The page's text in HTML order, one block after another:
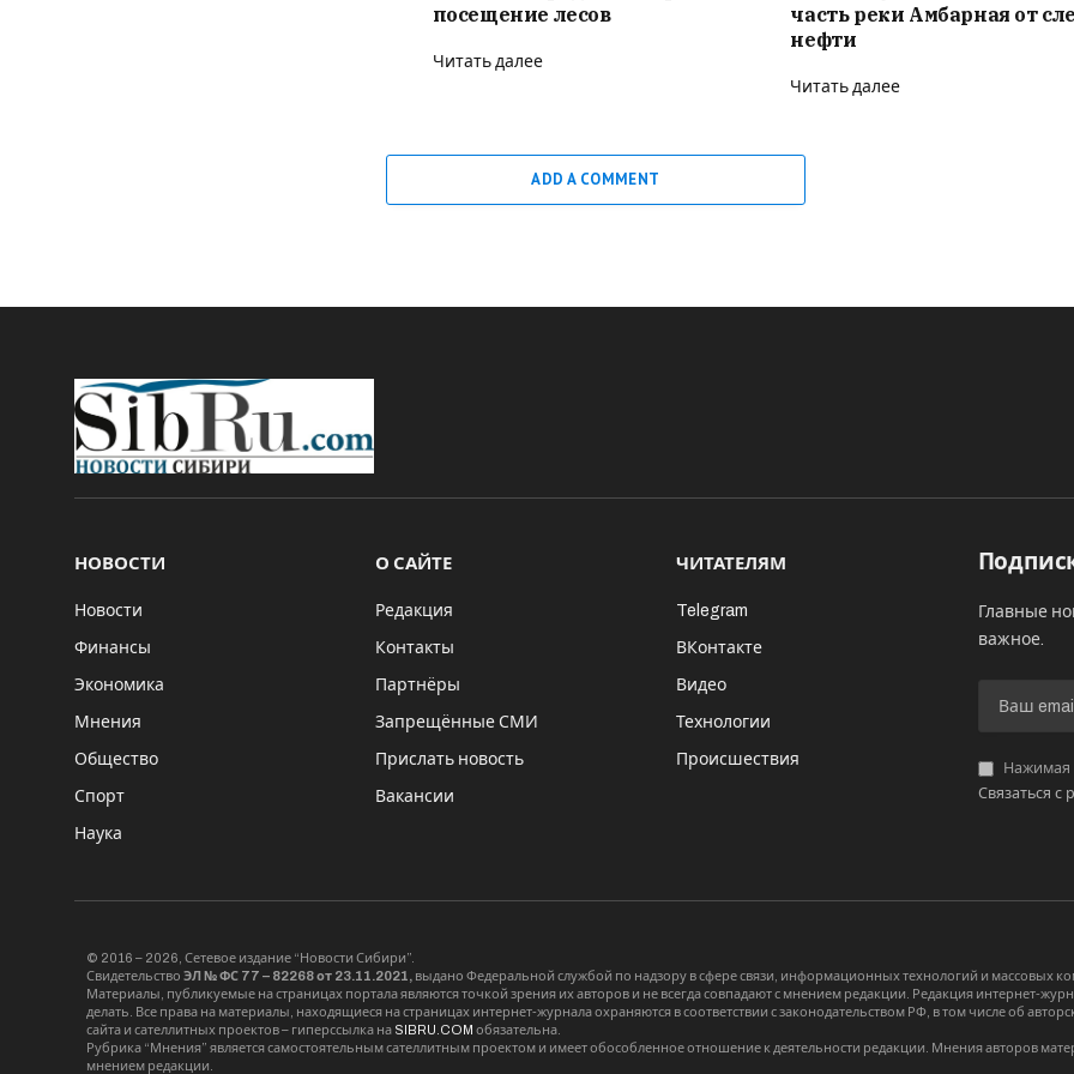
посещение лесов
Читать далее
часть реки Амбарная от
нефти
Читать далее
ADD A COMMENT
НОВОСТИ
Новости
Финансы
Экономика
Мнения
Общество
Спорт
Наука
О САЙТЕ
Редакция
Контакты
Партнёры
Запрещённые СМИ
Прислать новость
Вакансии
ЧИТАТЕЛЯМ
Telegram
ВКонтакте
Видео
Технологии
Происшествия
Главные
важное.
Нажимая
Связаться с
© 2016 – 2026, Сетевое издание “Новости Сибири”.
Свидетельство ЭЛ № ФС 77 – 82268 от 23.11.2021, выдано Федеральной службой по надзору в сфере связи, информационных технологий и массовых
Материалы, публикуемые на страницах портала являются точкой зрения их авторов и не всегда совпадают с мнением редакции. Редакция интернет-
делать. Все права на материалы, находящиеся на страницах интернет-журнала охраняются в соответствии с законодательством РФ, в том числе об
сайта и сателлитных проектов – гиперссылка на SIBRU.COM обязательна.
Рубрика “Мнения” является самостоятельным сателлитным проектом и имеет обособленное отношение к деятельности редакции. Мнения авторов
мнением редакции.